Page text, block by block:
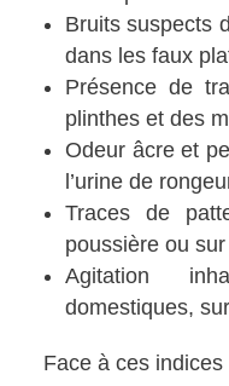
Bruits suspects
dans les faux
Présence de
plinthes et des
Odeur âcre et
l’urine de
Traces de
poussière ou
Agitation
domestiques,
Face à ces